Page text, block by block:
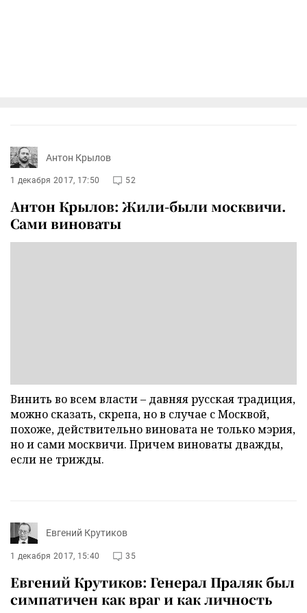
Антон Крылов
1 декабря 2017, 17:50 52
Антон Крылов: Жили-были москвичи.
Сами виноваты
Винить во всем власти – давняя русская традиция,
можно сказать, скрепа, но в случае с Москвой,
похоже, действительно виновата не только мэрия,
но и сами москвичи. Причем виноваты дважды,
если не трижды.
Евгений Крутиков
1 декабря 2017, 15:40 35
Евгений Крутиков: Генерал Праляк был
симпатичен как враг и как личность